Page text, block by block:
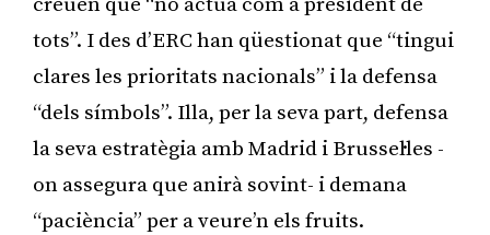
tots”. I des d’ERC han qüestionat que “tingui
clares les prioritats nacionals” i la defensa
“dels símbols”. Illa, per la seva part, defensa
la seva estratègia amb Madrid i Brussel·les -
on assegura que anirà sovint- i demana
“paciència” per a veure’n els fruits.